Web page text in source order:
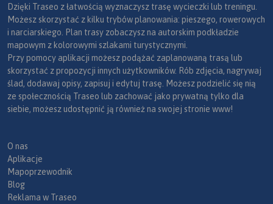
Dzięki Traseo z łatwością wyznaczysz trasę wycieczki lub treningu.
Możesz skorzystać z kilku trybów planowania: pieszego, rowerowych
i narciarskiego. Plan trasy zobaczysz na autorskim podkładzie
mapowym z kolorowymi szlakami turystycznymi.
Przy pomocy aplikacji możesz podążać zaplanowaną trasą lub
skorzystać z propozycji innych użytkowników. Rób zdjęcia, nagrywaj
ślad, dodawaj opisy, zapisuj i edytuj trasę. Możesz podzielić się nią
ze społecznością Traseo lub zachować jako prywatną tylko dla
siebie, możesz udostępnić ją również na swojej stronie www!
O nas
Aplikacje
Mapoprzewodnik
Blog
Reklama w Traseo